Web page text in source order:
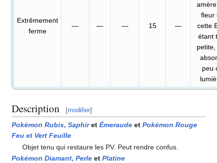
Extrêmement
ferme
— — — 15 —
fleur
cette
étant
peu
Description [modifier]
Pokémon Rubis, Saphiret Émeraude et Pokémon Rouge
Feu et Vert Feuille
Objet tenu qui restaure les PV. Peut rendre confus.
Pokémon Diamant, Perle et Platine